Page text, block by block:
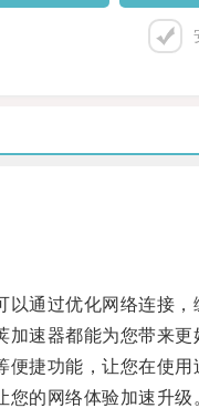
过优化网络连接，
速器都能为您带来更
捷功能，让您在使用
的网络体验加速升级